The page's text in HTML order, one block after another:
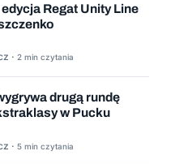
Regat Unity Line
· 2 min czytania
drugą rundę
w Pucku
· 5 min czytania